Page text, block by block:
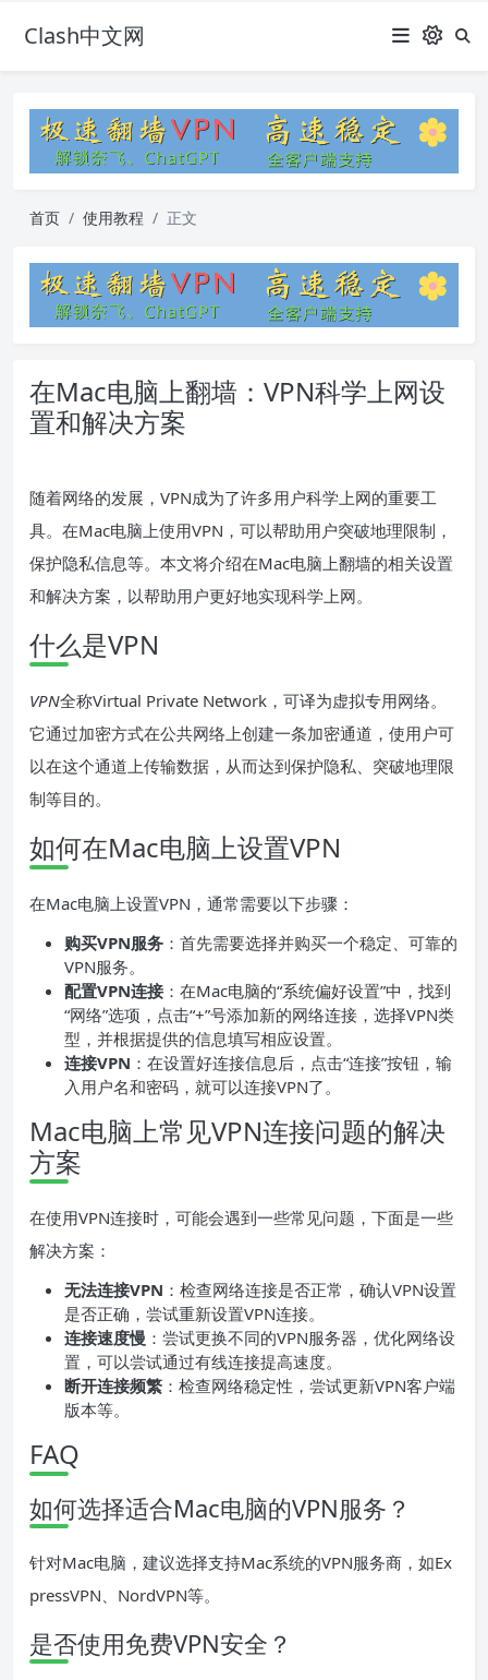
Clash中文网
首页 使用教程 正文
在Mac电脑上翻墙：VPN科学上网设
置和解决方案
随着网络的发展，VPN成为了许多用户科学上网的重要工
具。在Mac电脑上使用VPN，可以帮助用户突破地理限制，
保护隐私信息等。本文将介绍在Mac电脑上翻墙的相关设置
和解决方案，以帮助用户更好地实现科学上网。
什么是VPN
VPN全称Virtual Private Network，可译为虚拟专用网络。
它通过加密方式在公共网络上创建一条加密通道，使用户可
以在这个通道上传输数据，从而达到保护隐私、突破地理限
制等目的。
如何在Mac电脑上设置VPN
在Mac电脑上设置VPN，通常需要以下步骤：
购买VPN服务 ：首先需要选择并购买一个稳定、可靠的
VPN服务。
配置VPN连接 ：在Mac电脑的“系统偏好设置”中，找到
“网络”选项，点击“+”号添加新的网络连接，选择VPN类
型，并根据提供的信息填写相应设置。
连接VPN ：在设置好连接信息后，点击“连接”按钮，输
入用户名和密码，就可以连接VPN了。
Mac电脑上常见VPN连接问题的解决
方案
在使用VPN连接时，可能会遇到一些常见问题，下面是一些
解决方案：
无法连接VPN ：检查网络连接是否正常，确认VPN设置
是否正确，尝试重新设置VPN连接。
连接速度慢 ：尝试更换不同的VPN服务器，优化网络设
置，可以尝试通过有线连接提高速度。
断开连接频繁 ：检查网络稳定性，尝试更新VPN客户端
版本等。
FAQ
如何选择适合Mac电脑的VPN服务？
针对Mac电脑，建议选择支持Mac系统的VPN服务商，如Ex
pressVPN、NordVPN等。
是否使用免费VPN安全？